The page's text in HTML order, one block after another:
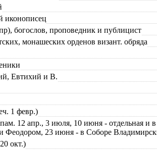
иконописец
богослов, проповедник и публицист
монашеских орденов визант. обряда
Евтихий и В.
1 февр.)
12 апр., 3 июля, 10 июня - отдельная и
Феодором, 23 июня - в Соборе
окт.)